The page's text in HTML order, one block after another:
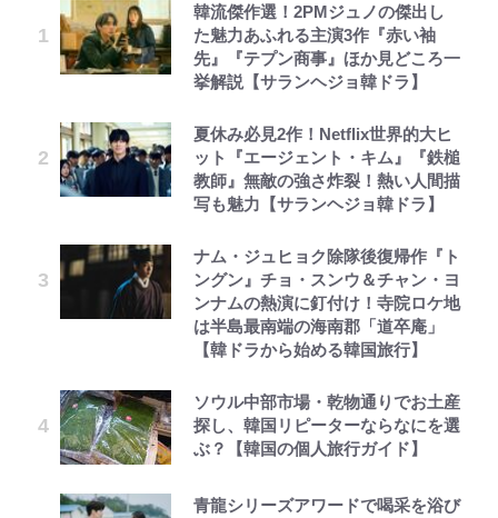
韓流傑作選！2PMジュノの傑出し
た魅力あふれる主演3作『赤い袖
先』『テプン商事』ほか見どころ一
挙解説【サランヘジョ韓ドラ】
夏休み必見2作！Netflix世界的大ヒ
ット『エージェント・キム』『鉄槌
教師』無敵の強さ炸裂！熱い人間描
写も魅力【サランヘジョ韓ドラ】
ナム・ジュヒョク除隊後復帰作『ト
ングン』チョ・スンウ＆チャン・ヨ
ンナムの熱演に釘付け！寺院ロケ地
は半島最南端の海南郡「道卒庵」
【韓ドラから始める韓国旅行】
ソウル中部市場・乾物通りでお土産
探し、韓国リピーターならなにを選
ぶ？【韓国の個人旅行ガイド】
青龍シリーズアワードで喝采を浴び